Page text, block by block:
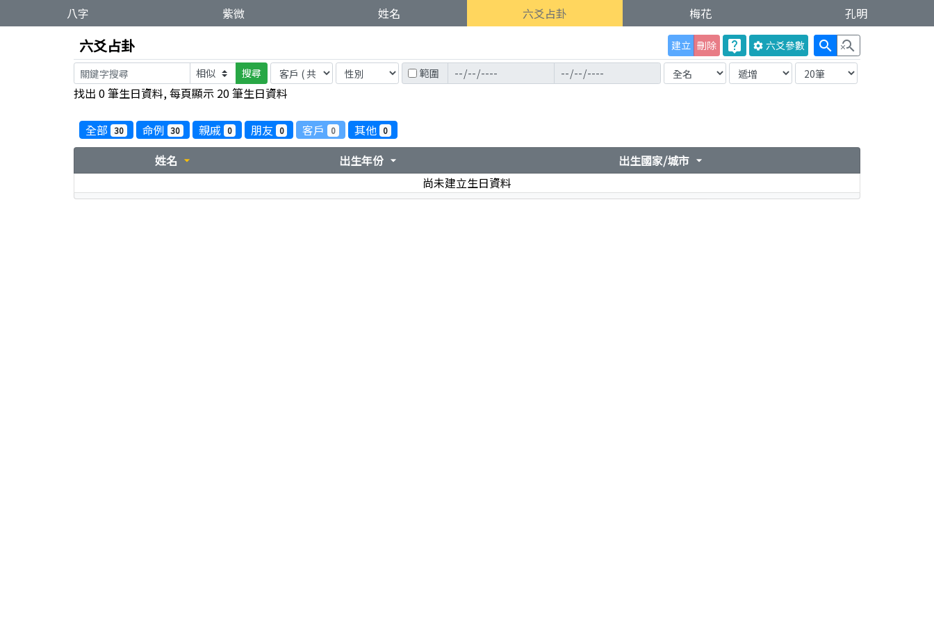
八字 紫微 姓名 六爻占卦 梅花 孔明
六爻占卦 建立 刪除 live_help settings 六爻參數 search search_off
搜尋 範圍
找出 0 筆生日資料, 每頁顯示 20 筆生日資料
全部 30 命例 30 親戚 0 朋友 0 客戶 0 其他 0
姓名 arrow_drop_down 出生年份 arrow_drop_down 出生國家/城市 arrow_drop_down
尚未建立生日資料